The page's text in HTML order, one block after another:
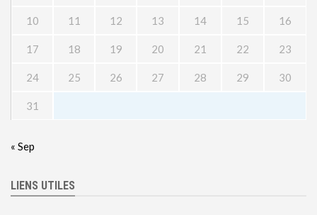
10 11 12 13 14 15 16
17 18 19 20 21 22 23
24 25 26 27 28 29 30
31
« Sep
LIENS UTILES